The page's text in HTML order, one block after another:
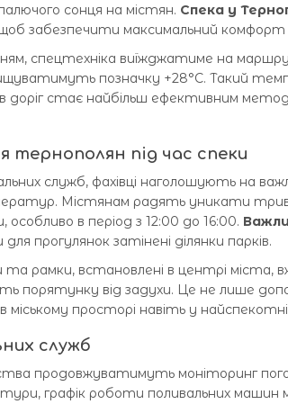
сонця на містян. Спека у
забезпечити максимальний комфорт
спецтехніка виїжджатиме на
позначку +28°C. Такий
доріг стає найбільш ефективним
тернополян під час спеки
служб, фахівці наголошують на
Містянам радять уникати
в період з 12:00 до 16:00.
прогулянок затінені ділянки парків.
та рамки, встановлені в центрі міста,
порятунку від задухи. Це не лише
просторі навіть у
служб
продовжуватимуть моніторинг
графік роботи поливальних